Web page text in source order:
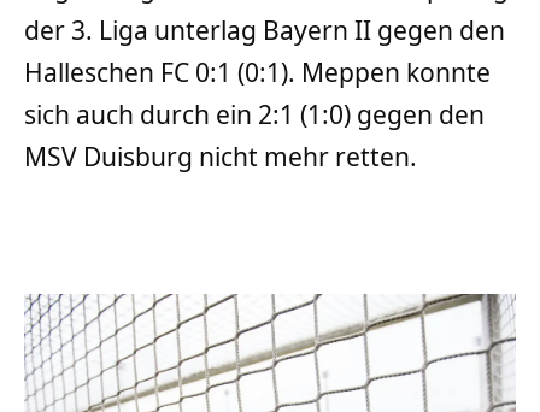
der 3. Liga unterlag Bayern II gegen den
Halleschen FC 0:1 (0:1). Meppen konnte
sich auch durch ein 2:1 (1:0) gegen den
MSV Duisburg nicht mehr retten.